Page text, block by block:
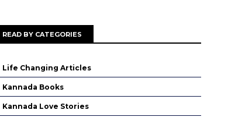
READ BY CATEGORIES
Life Changing Articles
Kannada Books
Kannada Love Stories